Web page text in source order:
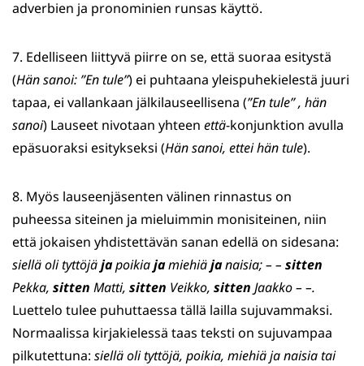
adverbien ja pronominien runsas käyttö.
7. Edelliseen liittyvä piirre on se, että suoraa esitystä
(Hän sanoi: ”En tule”) ei puhtaana yleispuhekielestä juuri
tapaa, ei vallankaan jälkilauseellisena (”En tule” , hän
sanoi) Lauseet nivotaan yhteen että-konjunktion avulla
epäsuoraksi esitykseksi (Hän sanoi, ettei hän tule).
8. Myös lauseenjäsenten välinen rinnastus on
puheessa siteinen ja mieluimmin monisiteinen, niin
että jokaisen yhdistettävän sanan edellä on sidesana:
siellä oli tyttöjäjapoikiajamiehiäjanaisia; – – sitten
Pekka, sitten Matti, sitten Veikko, sitten Jaakko – –.
Luettelo tulee puhuttaessa tällä lailla sujuvammaksi.
Normaalissa kirjakielessä taas teksti on sujuvampaa
pilkutettuna: siellä oli tyttöjä, poikia, miehiä ja naisia tai